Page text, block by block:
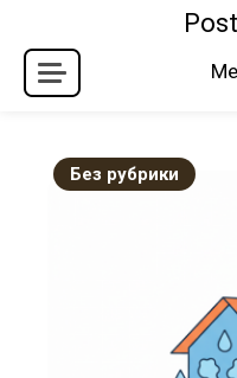
content
Без рубрики